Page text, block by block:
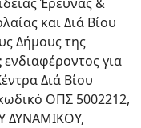
και Διά Βίου
Δήμους της
ενδιαφέροντος για
Διά Βίου
ΟΠΣ 5002212,
ΔΥΝΑΜΙΚΟΥ,